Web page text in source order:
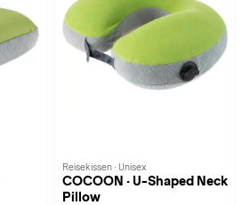
Reisekissen · Unisex
COCOON · U-Shaped Neck
Pillow